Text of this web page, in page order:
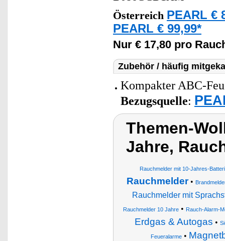
Österreich PEARL €
PEARL € 99,99*
Nur € 17,80 pro
Zubehör / häufig
Kompakter ABC-
Bezugsquelle:
Themen-
Jahre,
Rauchmelder mit 10-Jahres-
Rauchmelder•
Rauchmelder mit
Rauchmelder 10 Jahre • Rauch-Alarm-
Erdgas & Autogas •
Feueralarme •